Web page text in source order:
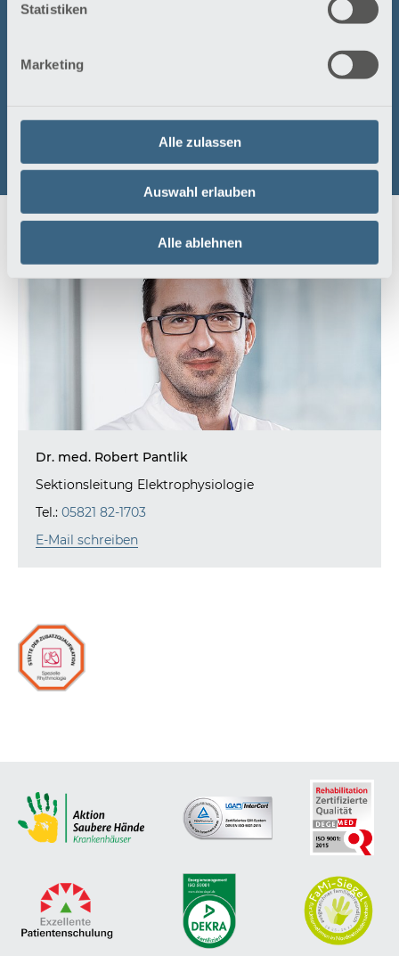
Statistiken
Marketing
Alle zulassen
Auswahl erlauben
Alle ablehnen
Planungsbüro Klinik für Kardiologie
Katja Lyczynski
Ansprechpartner
Dr. med. Robert Pantlik
Sektionsleitung Elektrophysiologie
Tel.: 05821 82-1703
E-Mail schreiben